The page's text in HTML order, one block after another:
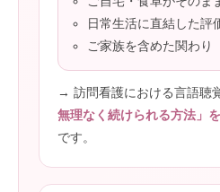
日常生活に直結した評
ご家族を含めた関わり
→ 訪問看護における言語聴
無理なく続けられる方法」
です。